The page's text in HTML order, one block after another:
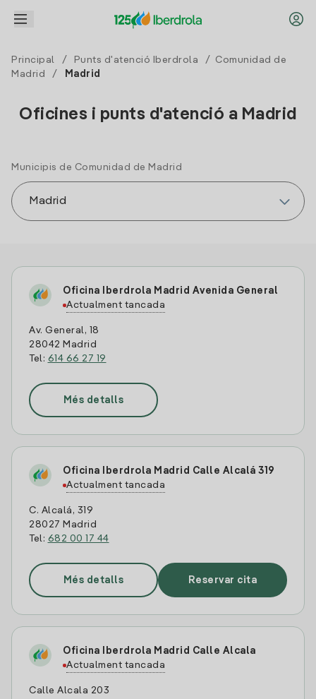
Principal / Punts d'atenció Iberdrola /
Comunidad de
Madrid
/ Madrid
Oficines i punts d'atenció a Madrid
Municipis de Comunidad de Madrid
Oficina Iberdrola Madrid Avenida General
Actualment tancada
Av. General, 18
28042 Madrid
Tel: 614 66 27 19
Més detalls
Oficina Iberdrola Madrid Calle Alcalá 319
Actualment tancada
C. Alcalá, 319
28027 Madrid
Tel: 682 00 17 44
Més detalls Reservar cita
Oficina Iberdrola Madrid Calle Alcala
Actualment tancada
Calle Alcala 203